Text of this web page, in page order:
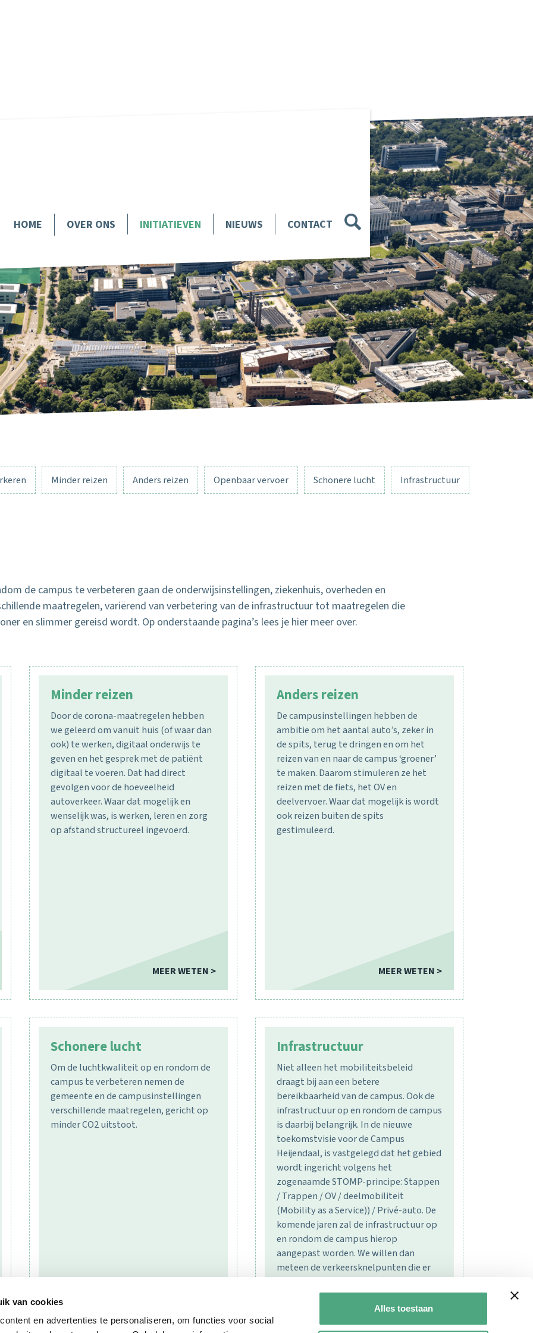
van cookies
en advertenties te personaliseren, om functies voor social
Alles toestaan
HOME OVER ONS INITIATIEVEN NIEUWS CONTACT
Minder reizen Anders reizen Openbaar vervoer Schonere lucht Infrastructuur
de campus te verbeteren gaan de onderwijsinstellingen, ziekenhuis, overheden en
maatregelen, variërend van verbetering van de infrastructuur tot maatregelen die
en slimmer gereisd wordt. Op onderstaande pagina’s lees je hier meer over.
Minder reizen
Door de corona-maatregelen hebben
we geleerd om vanuit huis (of waar dan
ook) te werken, digitaal onderwijs te
geven en het gesprek met de patiënt
digitaal te voeren. Dat had direct
gevolgen voor de hoeveelheid
autoverkeer. Waar dat mogelijk en
wenselijk was, is werken, leren en zorg
op afstand structureel ingevoerd.
MEER WETEN >
Anders reizen
De campusinstellingen hebben de
ambitie om het aantal auto’s, zeker in
de spits, terug te dringen en om het
reizen van en naar de campus ‘groener’
te maken. Daarom stimuleren ze het
reizen met de fiets, het OV en
deelvervoer. Waar dat mogelijk is wordt
ook reizen buiten de spits
gestimuleerd.
MEER WETEN >
Schonere lucht
Om de luchtkwaliteit op en rondom de
campus te verbeteren nemen de
gemeente en de campusinstellingen
verschillende maatregelen, gericht op
minder CO2 uitstoot.
MEER WETEN >
Infrastructuur
Niet alleen het mobiliteitsbeleid
draagt bij aan een betere
bereikbaarheid van de campus. Ook de
infrastructuur op en rondom de campus
is daarbij belangrijk. In de nieuwe
toekomstvisie voor de Campus
Heijendaal, is vastgelegd dat het gebied
wordt ingericht volgens het
zogenaamde STOMP-principe: Stappen
/ Trappen / OV / deelmobiliteit
(Mobility as a Service)) / Privé-auto. De
komende jaren zal de infrastructuur op
en rondom de campus hierop
aangepast worden. We willen dan
meteen de verkeersknelpunten die er
zijn aanpakken.
MEER WETEN >